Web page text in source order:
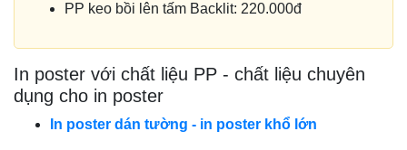
PP keo bồi lên tấm Backlit: 220.000đ
In poster với chất liệu PP - chất liệu chuyên
dụng cho in poster
In poster dán tường - in poster khổ lớn